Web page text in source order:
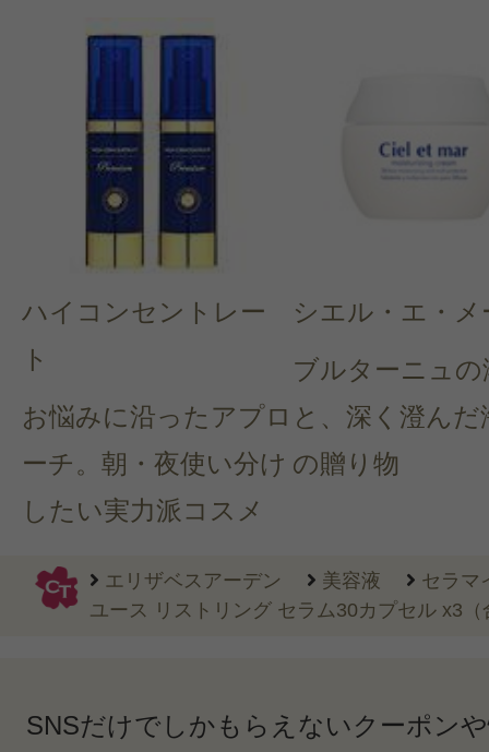
ハイコンセントレー
ト
お悩みに沿ったアプロ
ーチ。朝・夜使い分け
したい実力派コスメ
シエル・エ・メ
ブルターニュの
と、深く澄んだ
の贈り物
エリザベスアーデン 美容液
セラマ
ユース リストリング セラム30カプセル x3（
SNSだけでしかもらえないクーポン